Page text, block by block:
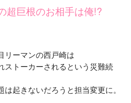
超巨根のお相手は俺!?
リーマンの西戸崎は
ストーカーされるという災難続
起きないだろうと担当変更に。